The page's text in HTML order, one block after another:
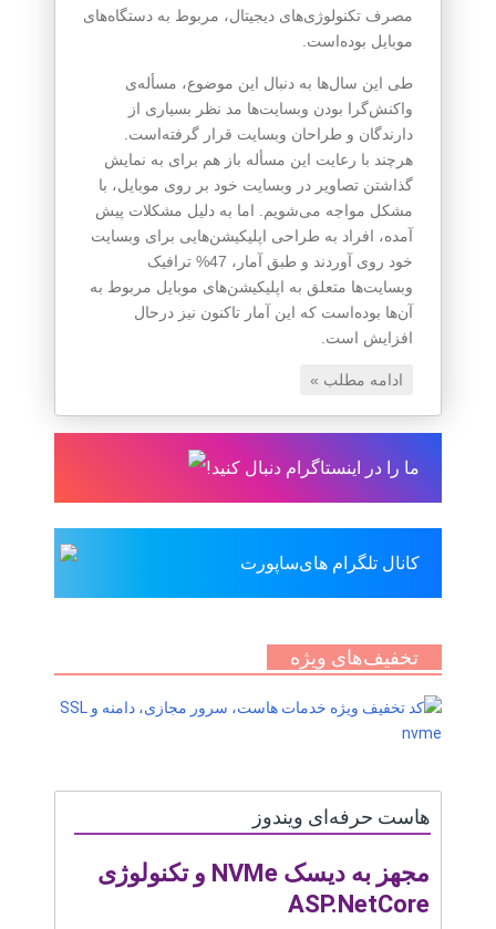
مصرف تکنولوژی‌های دیجیتال، مربوط به دستگاه‌های
موبایل بوده‌است.
طی این سال‌ها به دنبال این موضوع، مسأله‌ی
واکنش‌گرا بودن وبسایت‌ها مد نظر بسیاری از
دارندگان و طراحان وبسایت قرار گرفته‌است.
هرچند با رعایت این مسأله باز هم برای به نمایش
گذاشتن تصاویر در وبسایت خود بر روی موبایل، با
مشکل مواجه می‌شویم. اما به دلیل مشکلات پیش
آمده، افراد به طراحی اپلیکیشن‌هایی برای وبسایت
خود روی آوردند و طبق آمار، 47% ترافیک
وبسایت‌ها متعلق به اپلیکیشن‌های موبایل مربوط به
آن‌ها بوده‌است که این آمار تاکنون نیز درحال
افزایش است.
ادامه مطلب »
ما را در اینستاگرام دنبال کنید!
کانال تلگرام های‌ساپورت
تخفیف‌های ویژه
هاست حرفه‌ای ویندوز
مجهز به دیسک NVMe و تکنولوژی
ASP.NetCore